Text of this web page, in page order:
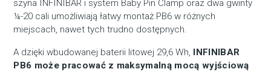
szyna INFINIBAR i system Baby Pin Clamp oraz dwa gwinty
¼-20 cali umożliwiają łatwy montaż PB6 w różnych
miejscach, nawet tych trudno dostępnych.
A dzięki wbudowanej baterii litowej 29,6 Wh, INFINIBAR
PB6 może pracować z maksymalną mocą wyjściową